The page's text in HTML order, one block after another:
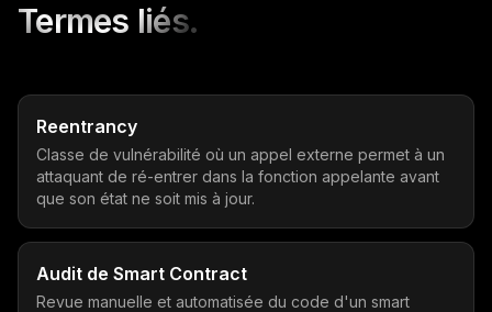
Termes liés.
Reentrancy
Classe de vulnérabilité où un appel externe permet à un
attaquant de ré-entrer dans la fonction appelante avant
que son état ne soit mis à jour.
Audit de Smart Contract
Revue manuelle et automatisée du code d'un smart